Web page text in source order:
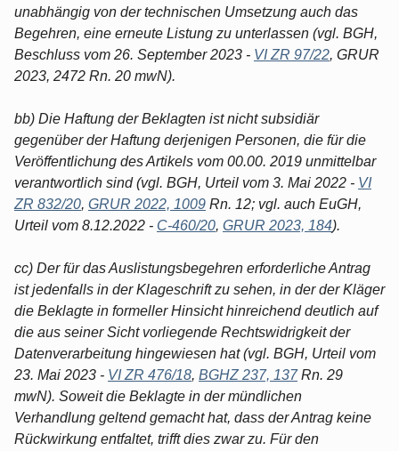
unabhängig von der technischen Umsetzung auch das
Begehren, eine erneute Listung zu unterlassen (vgl. BGH,
Beschluss vom 26. September 2023 - VI ZR 97/22, GRUR
2023, 2472 Rn. 20 mwN).
bb) Die Haftung der Beklagten ist nicht subsidiär
gegenüber der Haftung derjenigen Personen, die für die
Veröffentlichung des Artikels vom 00.00. 2019 unmittelbar
verantwortlich sind (vgl. BGH, Urteil vom 3. Mai 2022 - VI
ZR 832/20, GRUR 2022, 1009 Rn. 12; vgl. auch EuGH,
Urteil vom 8.12.2022 - C-460/20, GRUR 2023, 184).
cc) Der für das Auslistungsbegehren erforderliche Antrag
ist jedenfalls in der Klageschrift zu sehen, in der der Kläger
die Beklagte in formeller Hinsicht hinreichend deutlich auf
die aus seiner Sicht vorliegende Rechtswidrigkeit der
Datenverarbeitung hingewiesen hat (vgl. BGH, Urteil vom
23. Mai 2023 - VI ZR 476/18, BGHZ 237, 137Rn. 29
mwN). Soweit die Beklagte in der mündlichen
Verhandlung geltend gemacht hat, dass der Antrag keine
Rückwirkung entfaltet, trifft dies zwar zu. Für den